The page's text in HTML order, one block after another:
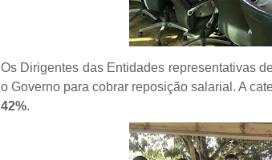
Os Dirigentes das Entidades representativas
o Governo para cobrar reposição salarial. A
42%.